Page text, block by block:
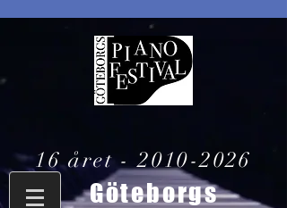
16 året -2010-2026
Göteborgs